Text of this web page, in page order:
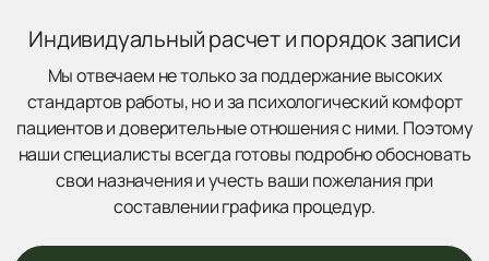
Индивидуальный расчет и порядок записи
Мы отвечаем не только за поддержание высоких
стандартов работы, но и за психологический комфорт
пациентов и доверительные отношения с ними. Поэтому
наши специалисты всегда готовы подробно обосновать
свои назначения и учесть ваши пожелания при
составлении графика процедур.